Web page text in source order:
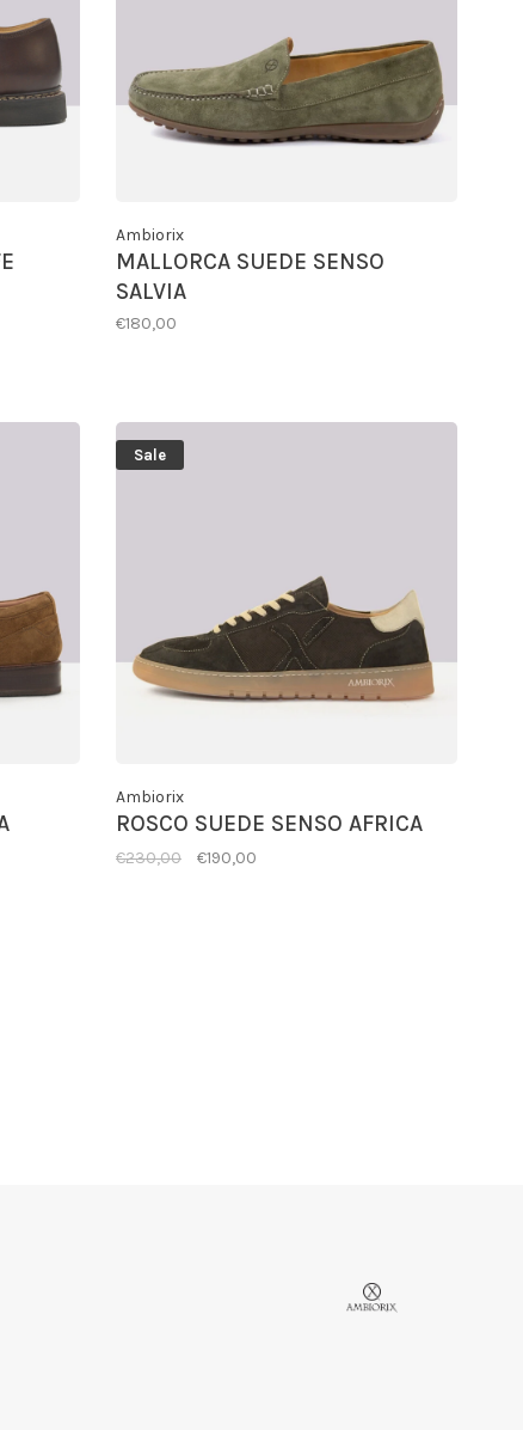
Ambiorix
MALLORCA SUEDE SENSO
SALVIA
€180,00
Sale
Ambiorix
ROSCO SUEDE SENSO AFRICA
€230,00 €190,00